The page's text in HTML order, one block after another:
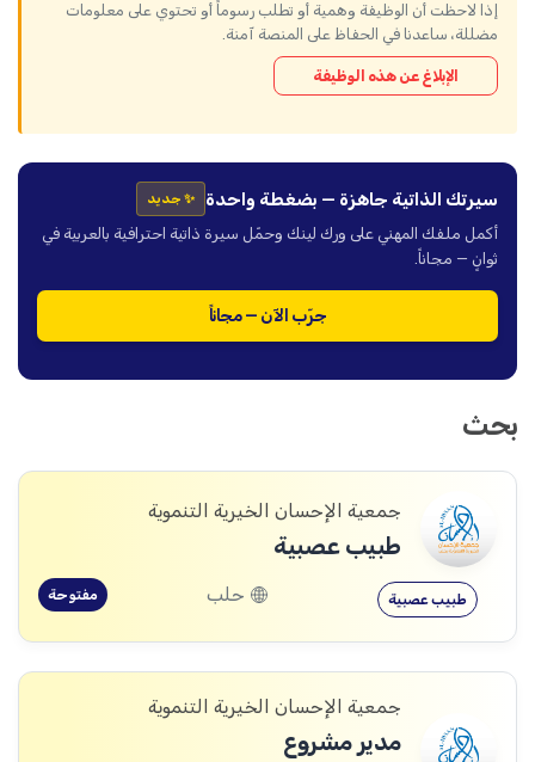
إذا لاحظت أن الوظيفة وهمية أو تطلب رسوماً أو تحتوي على معلومات
مضللة، ساعدنا في الحفاظ على المنصة آمنة.
الإبلاغ عن هذه الوظيفة
سيرتك الذاتية جاهزة — بضغطة واحدة ✨ جديد
أكمل ملفك المهني على ورك لينك وحمّل سيرة ذاتية احترافية بالعربية في
ثوانٍ — مجاناً.
جرّب الآن — مجاناً
بحث
جمعية الإحسان الخيرية التنموية
طبيب عصبية
طبيب عصبية حلب مفتوحة
جمعية الإحسان الخيرية التنموية
مدير مشروع